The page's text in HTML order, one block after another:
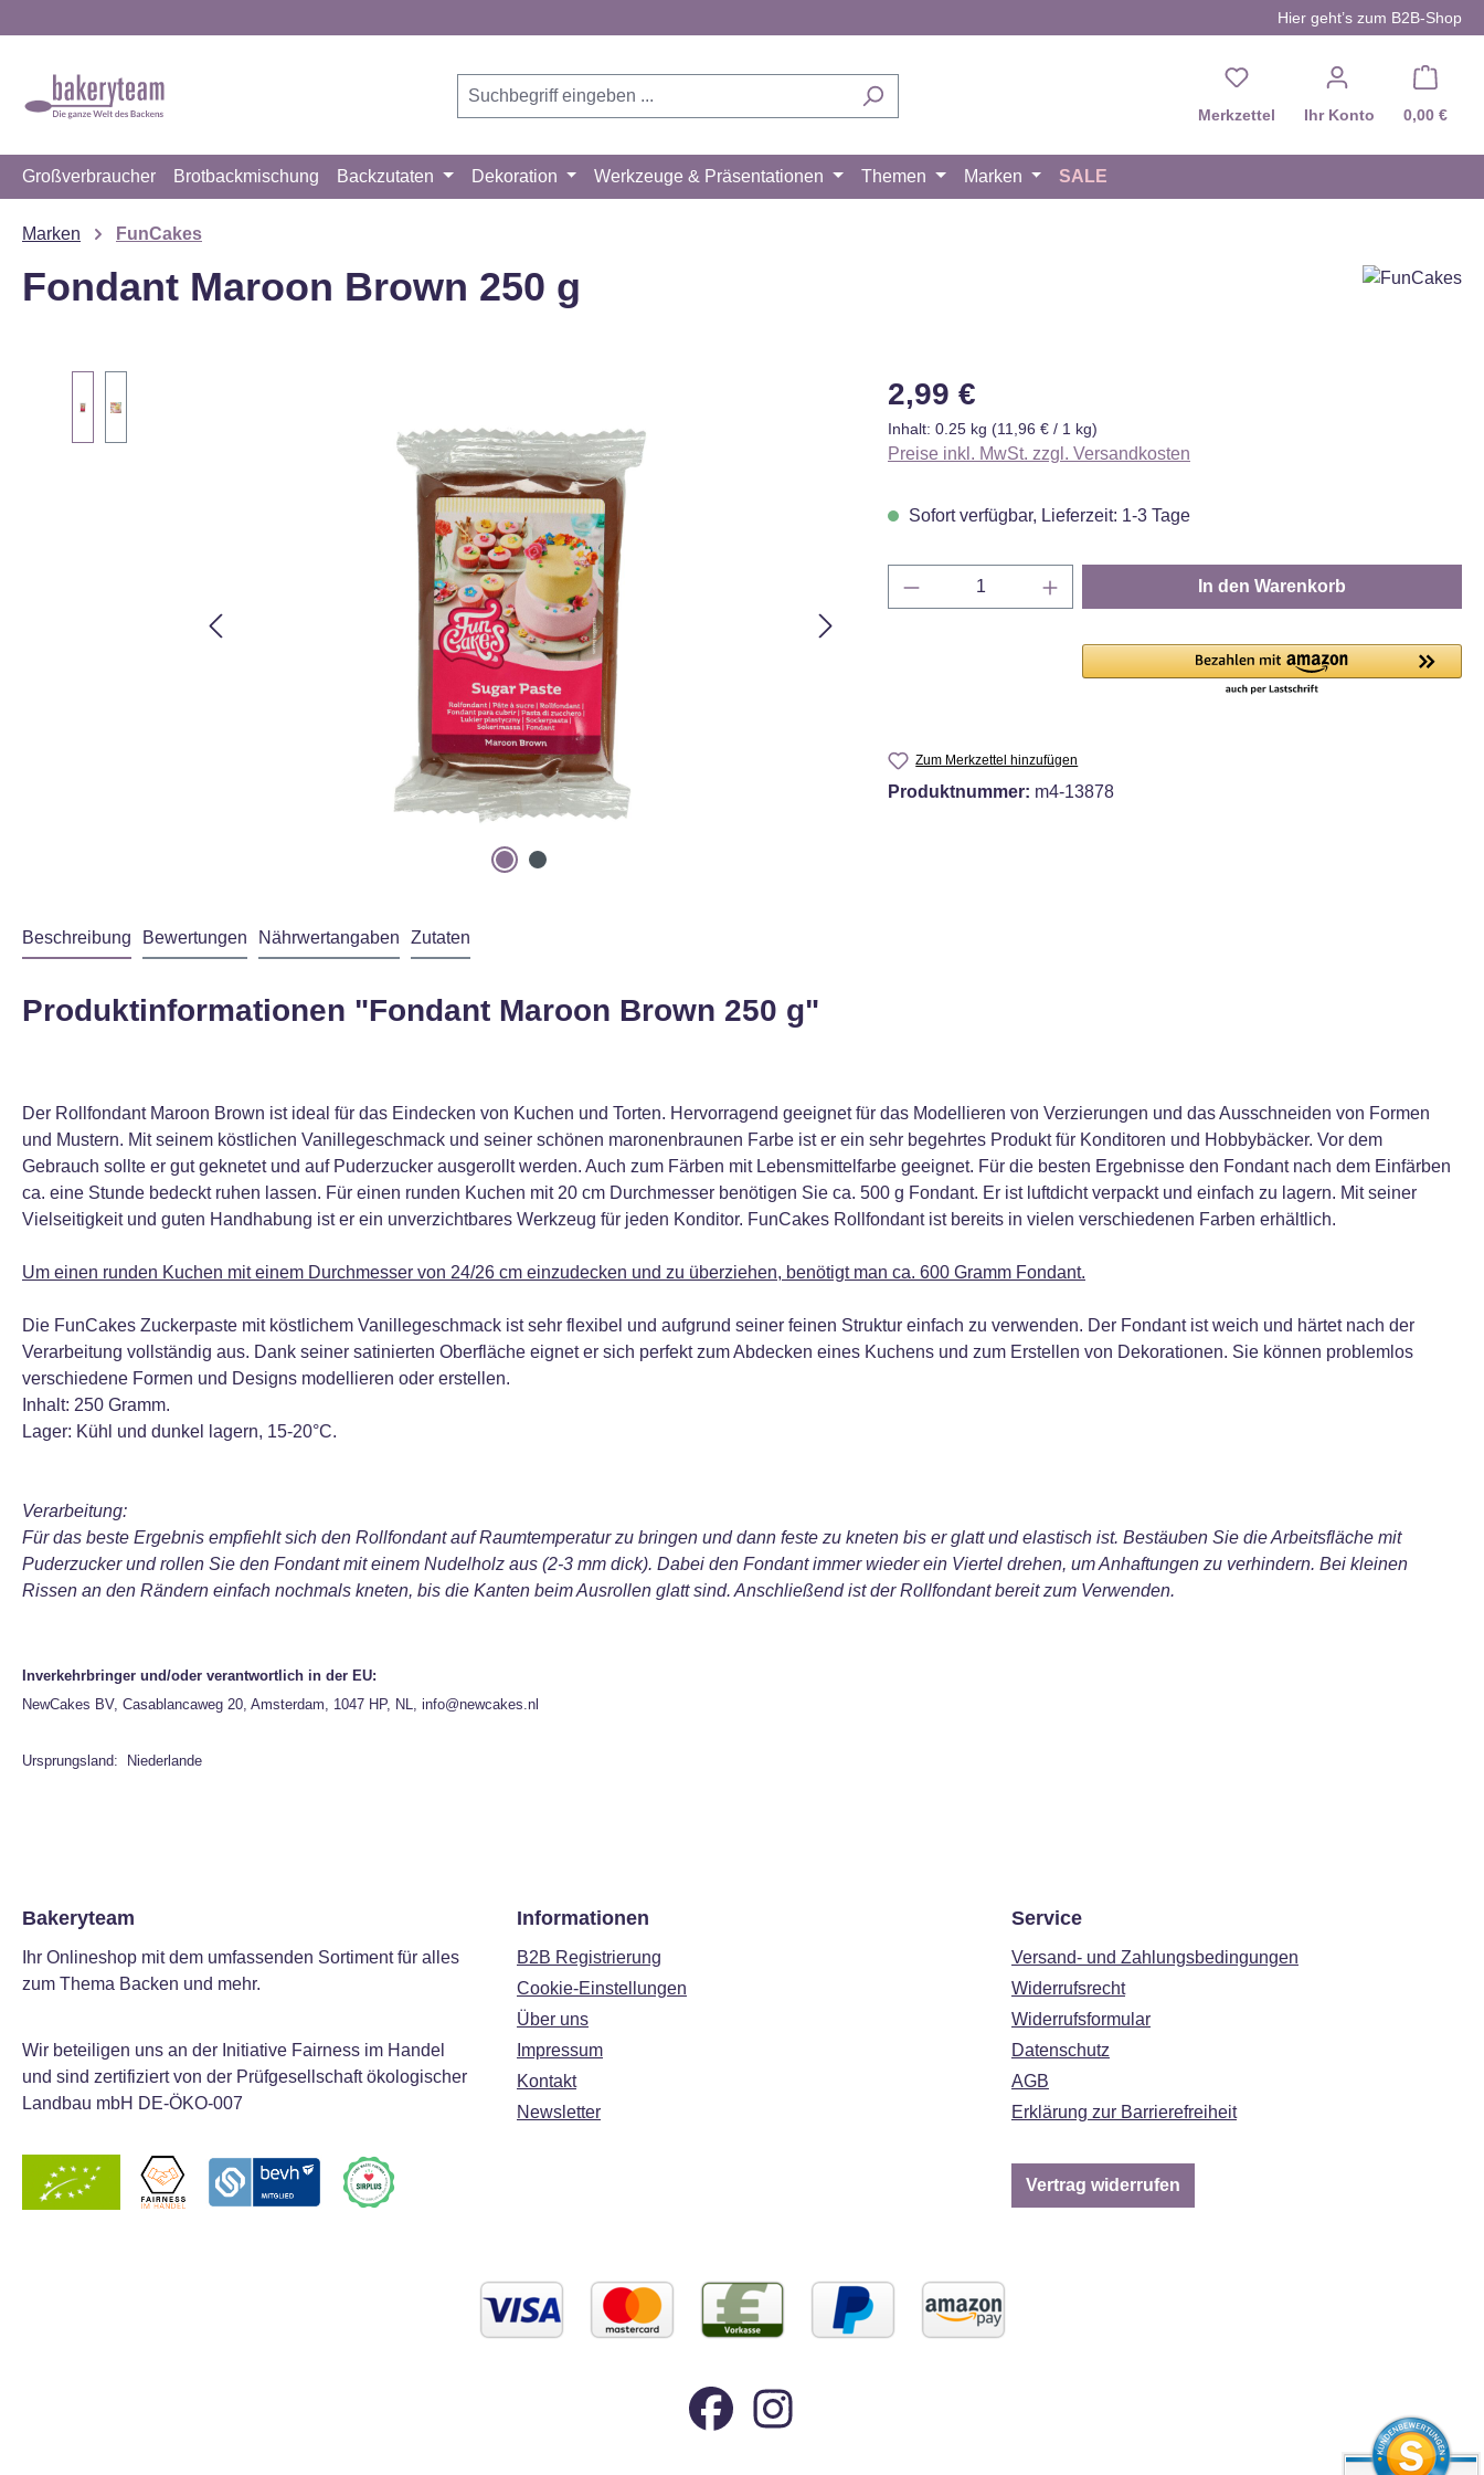
Hier geht’s zum B2B-Shop
Merkzettel Du hast 0 Produkte auf
Ihr Konto 0,00 €
Großverbraucher Brotbackmischung Backzutaten Dekoration Werkzeuge & Präsentationen Themen Marken SALE
Marken FunCakes
Fondant Maroon Brown 250 g
Regulärer Preis:
2,99 €
Inhalt: 0.25 kg (11,96 € / 1 kg)
Preise inkl. MwSt. zzgl. Versandkosten
Sofort verfügbar, Lieferzeit: 1-3 Tage
Produkt Anzahl: Gib den gewünschten Wert ein
In den Warenkorb
Zum Merkzettel hinzufügen
Produktnummer: m4-13878
Beschreibung Bewertungen Nährwertangaben Zutaten
Produktinformationen "Fondant Maroon Brown 250 g"
Der Rollfondant Maroon Brown ist ideal für das Eindecken von Kuchen und Torten. Hervorragend geeignet für das Modellieren von Verzierungen und das Ausschneiden von Formen
und Mustern. Mit seinem köstlichen Vanillegeschmack und seiner schönen maronenbraunen Farbe ist er ein sehr begehrtes Produkt für Konditoren und Hobbybäcker. Vor dem
Gebrauch sollte er gut geknetet und auf Puderzucker ausgerollt werden. Auch zum Färben mit Lebensmittelfarbe geeignet. Für die besten Ergebnisse den Fondant nach dem Einfärben
ca. eine Stunde bedeckt ruhen lassen. Für einen runden Kuchen mit 20 cm Durchmesser benötigen Sie ca. 500 g Fondant. Er ist luftdicht verpackt und einfach zu lagern. Mit seiner
Vielseitigkeit und guten Handhabung ist er ein unverzichtbares Werkzeug für jeden Konditor. FunCakes Rollfondant ist bereits in vielen verschiedenen Farben erhältlich.
Um einen runden Kuchen mit einem Durchmesser von 24/26 cm einzudecken und zu überziehen, benötigt man ca. 600 Gramm Fondant.
Die FunCakes Zuckerpaste mit köstlichem Vanillegeschmack ist sehr flexibel und aufgrund seiner feinen Struktur einfach zu verwenden. Der Fondant ist weich und härtet nach der
Verarbeitung vollständig aus. Dank seiner satinierten Oberfläche eignet er sich perfekt zum Abdecken eines Kuchens und zum Erstellen von Dekorationen. Sie können problemlos
verschiedene Formen und Designs modellieren oder erstellen.
Inhalt: 250 Gramm.
Lager: Kühl und dunkel lagern, 15-20°C.
Verarbeitung:
Für das beste Ergebnis empfiehlt sich den Rollfondant auf Raumtemperatur zu bringen und dann feste zu kneten bis er glatt und elastisch ist. Bestäuben Sie die Arbeitsfläche mit
Puderzucker und rollen Sie den Fondant mit einem Nudelholz aus (2-3 mm dick). Dabei den Fondant immer wieder ein Viertel drehen, um Anhaftungen zu verhindern. Bei kleinen
Rissen an den Rändern einfach nochmals kneten, bis die Kanten beim Ausrollen glatt sind. Anschließend ist der Rollfondant bereit zum Verwenden.
Inverkehrbringer und/oder verantwortlich in der EU:
NewCakes BV, Casablancaweg 20, Amsterdam, 1047 HP, NL, info@newcakes.nl
Ursprungsland: Niederlande
Bakeryteam
Ihr Onlineshop mit dem umfassenden Sortiment für alles
zum Thema Backen und mehr.
Wir beteiligen uns an der Initiative Fairness im Handel
und sind zertifiziert von der Prüfgesellschaft ökologischer
Landbau mbH DE-ÖKO-007
Informationen
B2B Registrierung
Cookie-Einstellungen
Über uns
Impressum
Kontakt
Newsletter
Service
Versand- und Zahlungsbedingungen
Widerrufsrecht
Widerrufsformular
Datenschutz
AGB
Erklärung zur Barrierefreiheit
Vertrag widerrufen